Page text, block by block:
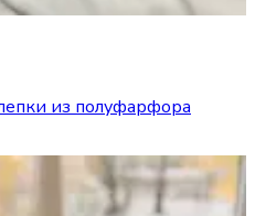
из полуфарфора